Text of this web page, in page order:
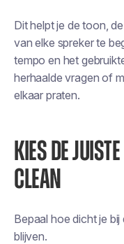
Dit helpt je de toon,
van elke spreker te
tempo en het
herhaalde vragen of
elkaar praten.
KIES DE
CLEAN
Bepaal hoe dicht je
blijven.